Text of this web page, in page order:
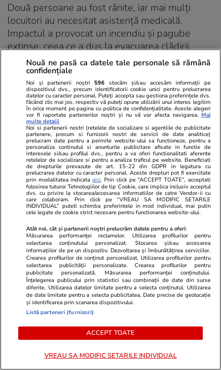
Două persoane au fost rănite, iar mai mulți
locuitori au necesitat asistență medicală.
Impactul a provocat un incendiu și pagube
extinse, ceea ce a dus la evacuarea clădirii.
Încălcările spațiului aerian de către dronele
rusești deasupra României și a altor parteneri
din Europa Centrală și de Est au avut loc în
mod repetat de la izbucnirea războiului rusesc
din Ucraina și sunt o consecință directă a
tacticilor de escaladare utilizate de Rusia în
atacurile sale împotriva Ucrainei. Acest incident
recent a avut un impact direct asupra siguranței
și securității civililor nevinovați din România.
Un astfel de comportament este inacceptabil în
conformitate cu dreptul internațional și trebuie
să înceteze.
Reamintim cuvintele recente ale Secretarului
General, conform cărora atacurile împotriva
Ucrainei generează consecințe grave și de
amploare, care trebuie abordate și ținute sub
control. Atacurile împotriva civililor trebuie
condamnate în termenii cei mai duri, oriunde s-
ar produce. Reiterăm sprijinul nostru pentru un
armistițiu complet, imediat și necondiționat în
urmărirea unei păci cuprinzătoare, juste și
Nouă ne pasă ca datele tale personale să rămână
confidențiale
Noi și partenerii noștri 596 stocăm și/sau accesăm informații pe
dispozitivul dvs., precum identificatorii cookie unici pentru prelucrarea
datelor cu caracter personal. Puteți accepta sau gestiona preferințele dvs.
făcând clic mai jos, respectiv vă puteți opune utilizării unui interes legitim
în orice moment pe pagina cu politica de confidențialitate. Aceste alegeri
vor fi raportate partenerilor noștri și nu vă vor afecta navigarea. Mai
multe detalii
Noi si partenerii nostri (retelele de socializare si agentiile de publicitate
partenere, precum si furnizorii nostri de servicii de date analitice)
prelucram date pentru a permite website-ului sa functioneze, pentru a
personaliza continutul si anunturile publicitare afisate in functie de
interesele si/sau profilul dvs., pentru a va oferi functionalitati aferente
retelelor de socializare si pentru a analiza traficul pe website. Beneficiati
de drepturile prevazute de art. 15-22 din GDPR in legatura cu
prelucrarea datelor cu caracter personal. Aceste drepturi pot fi exercitate
prin modalitatea indicataaici. Prin click pe “ACCEPT TOATE”, acceptati
folosirea tuturor Tehnologiilor de tip Cookie, care implica inclusiv acceptul
dvs. cu privire la stocarea/accesarea informatiilor de catre Vendor-ii cu
care colaboram. Prin click pe “VREAU SA MODIFIC SETARILE
INDIVIDUAL” puteti schimba preferintele in mod individual, mai putin
cele legate de cookie strict necesare pentru functionarea website-ului.
Atât noi, cât și partenerii noștri prelucrăm datele pentru a oferi:
Măsurarea performanței reclamelor. Utilizarea profilurilor pentru
selectarea conținutului personalizat. Stocarea și/sau accesarea
informațiilor de pe un dispozitiv. Dezvoltarea și îmbunătățirea serviciilor.
Crearea profilurilor de conținut personalizat. Utilizarea profilurilor pentru
selectarea publicității personalizate. Crearea profilurilor pentru
publicitate personalizată. Măsurarea performanței conținutului.
Înțelegerea publicului prin statistici sau combinații de date din surse
diferite. Utilizarea datelor limitate pentru a selecta conținutul. Utilizarea
de date limitate pentru a selecta publicitatea. Date precise de geolocație
și identificarea prin scanarea dispozitivului.
Listă parteneri (furnizori)
ACCEPT TOATE
VREAU SA MODIFIC SETARILE INDIVIDUAL